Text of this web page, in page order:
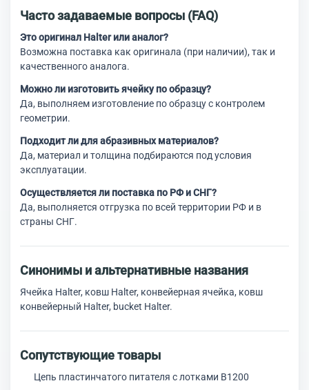
Часто задаваемые вопросы (FAQ)
Это оригинал Halter или аналог?
Возможна поставка как оригинала (при наличии), так и
качественного аналога.
Можно ли изготовить ячейку по образцу?
Да, выполняем изготовление по образцу с контролем
геометрии.
Подходит ли для абразивных материалов?
Да, материал и толщина подбираются под условия
эксплуатации.
Осуществляется ли поставка по РФ и СНГ?
Да, выполняется отгрузка по всей территории РФ и в
страны СНГ.
Синонимы и альтернативные названия
Ячейка Halter, ковш Halter, конвейерная ячейка, ковш
конвейерный Halter, bucket Halter.
Сопутствующие товары
Цепь пластинчатого питателя с лотками В1200